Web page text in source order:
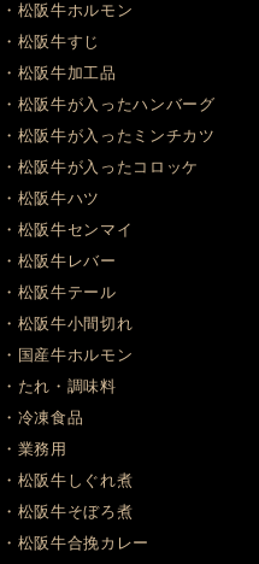
・松阪牛ホルモン
・松阪牛すじ
・松阪牛加工品
・松阪牛が入ったハンバーグ
・松阪牛が入ったミンチカツ
・松阪牛が入ったコロッケ
・松阪牛ハツ
・松阪牛センマイ
・松阪牛レバー
・松阪牛テール
・松阪牛小間切れ
・国産牛ホルモン
・たれ・調味料
・冷凍食品
・業務用
・松阪牛しぐれ煮
・松阪牛そぼろ煮
・松阪牛合挽カレー